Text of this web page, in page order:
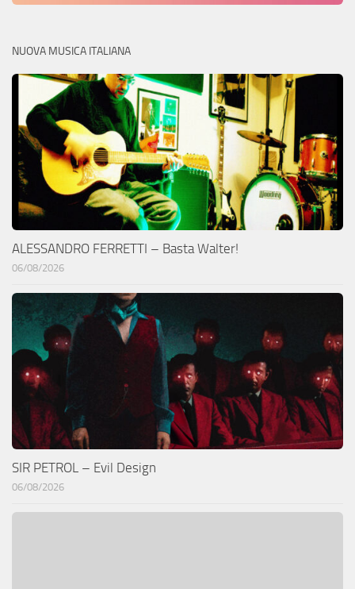
NUOVA MUSICA ITALIANA
ALESSANDRO FERRETTI – Basta Walter!
06/08/2026
SIR PETROL – Evil Design
06/08/2026